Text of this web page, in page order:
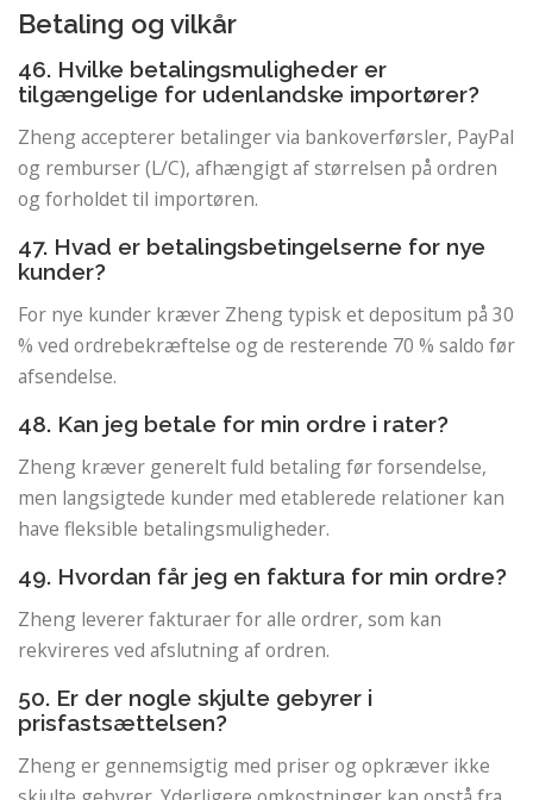
Betaling og vilkår
46. ​​Hvilke betalingsmuligheder er
tilgængelige for udenlandske importører?
Zheng accepterer betalinger via bankoverførsler, PayPal
og remburser (L/C), afhængigt af størrelsen på ordren
og forholdet til importøren.
47. Hvad er betalingsbetingelserne for nye
kunder?
For nye kunder kræver Zheng typisk et depositum på 30
% ved ordrebekræftelse og de resterende 70 % saldo før
afsendelse.
48. Kan jeg betale for min ordre i rater?
Zheng kræver generelt fuld betaling før forsendelse,
men langsigtede kunder med etablerede relationer kan
have fleksible betalingsmuligheder.
49. Hvordan får jeg en faktura for min ordre?
Zheng leverer fakturaer for alle ordrer, som kan
rekvireres ved afslutning af ordren.
50. Er der nogle skjulte gebyrer i
prisfastsættelsen?
Zheng er gennemsigtig med priser og opkræver ikke